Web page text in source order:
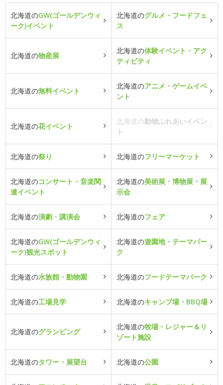
北海道のGW(ゴールデンウィ
ーク)イベント
北海道のグルメ・フードフェ
ス
北海道の物産展
北海道の体験イベント・アク
ティビティ
北海道の無料イベント
北海道のアニメ・ゲームイベ
ント
北海道の花イベント
北海道の動物ふれあいイベン
ト
北海道の祭り 北海道のフリーマーケット
北海道のコンサート・音楽関
連イベント
北海道の美術展・博物展・展
示会
北海道の演劇・講演会 北海道のフェア
北海道のGW(ゴールデンウィ
ーク)観光スポット
北海道の遊園地・テーマパー
ク
北海道の水族館・動物園 北海道のフードテーマパーク
北海道の工場見学 北海道のキャンプ場・BBQ場
北海道のグランピング
北海道の牧場・レジャー＆リ
ゾート施設
北海道のタワー・展望台 北海道の公園